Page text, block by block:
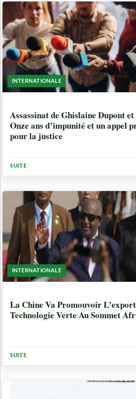
INTERNATIONALE
Assassinat de Ghislaine Dupont
Onze ans d’impunité et un appel
pour la justice
SUITE
INTERNATIONALE
La Chine Va Promouvoir
Technologie Verte Au Sommet
SUITE